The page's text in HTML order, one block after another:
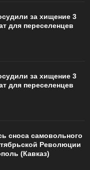
за хищение 3
для переселенцев
за хищение 3
для переселенцев
сноса самовольного
Революции
(Кавказ)